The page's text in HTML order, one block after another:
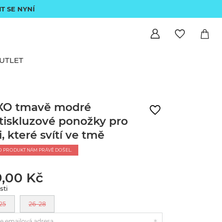
SE NYNÍ
tmavě modré
ponožky pro
které svítí ve tmě
PRODUKT NÁM PRÁVĚ DOŠEL.
Kč
26–28